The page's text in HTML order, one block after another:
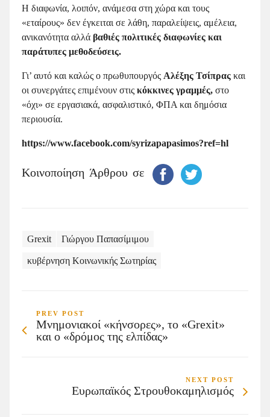
Η διαφωνία, λοιπόν, ανάμεσα στη χώρα και τους
«εταίρους» δεν έγκειται σε λάθη, παραλείψεις, αμέλεια,
ανικανότητα αλλά βαθιές πολιτικές διαφωνίες και
παράτυπες μεθοδεύσεις.
Γι’ αυτό και καλώς ο πρωθυπουργός Αλέξης Τσίπρας και
οι συνεργάτες επιμένουν στις κόκκινες γραμμές, στο
«όχι» σε εργασιακά, ασφαλιστικό, ΦΠΑ και δημόσια
περιουσία.
https://www.facebook.com/syrizapapasimos?ref=hl
Κοινοποίηση Άρθρου σε
Grexit Γιώργου Παπασίμιμου
κυβέρνηση Κοινωνικής Σωτηρίας
PREV POST
Μνημονιακοί «κήνσορες», το «Grexit»
και ο «δρόμος της ελπίδας»
NEXT POST
Ευρωπαϊκός Στρουθοκαμηλισμός